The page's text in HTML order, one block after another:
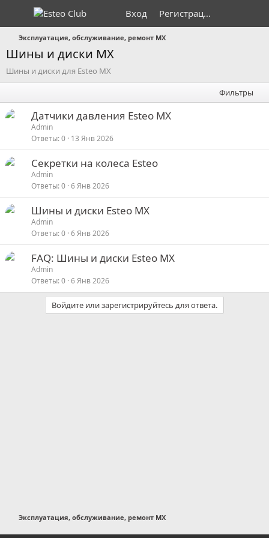
Вход Регистрация
Эксплуатация, обслуживание, ремонт MX
Шины и диски MX
Шины и диски для Esteo MX
Фильтры
Датчики давления Esteo MX
Admin
Ответы 0 13 Янв 2026
Секретки на колеса Esteo
Admin
Ответы 0 6 Янв 2026
Шины и диски Esteo MX
Admin
Ответы 0 6 Янв 2026
FAQ: Шины и диски Esteo MX
Admin
Ответы 0 6 Янв 2026
Войдите или зарегистрируйтесь для ответа.
Эксплуатация, обслуживание, ремонт MX